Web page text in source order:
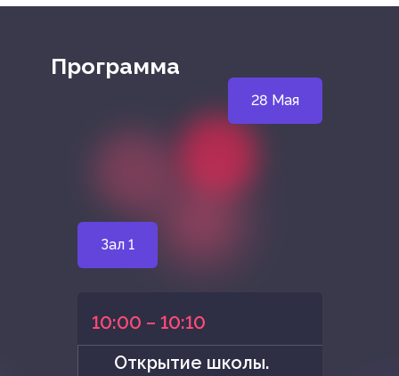
Программа
28 Мая
Зал 1
10:00 – 10:10
Открытие школы.